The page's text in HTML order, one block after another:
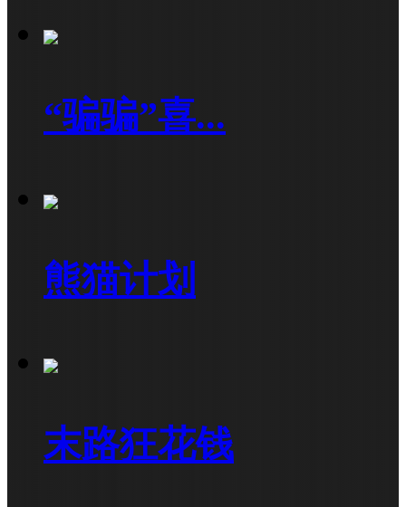
“骗骗”喜...
熊猫计划
末路狂花钱